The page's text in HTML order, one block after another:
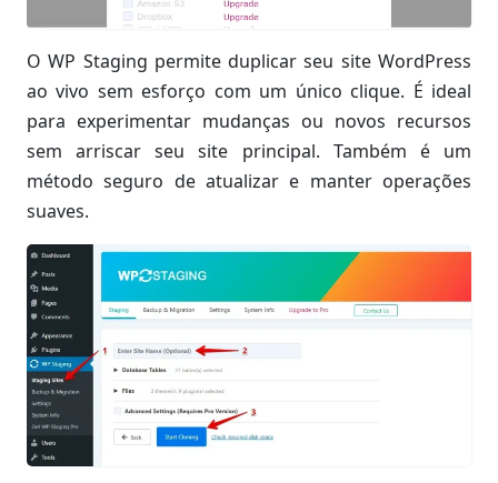
O WP Staging permite duplicar seu site WordPress
ao vivo sem esforço com um único clique. É ideal
para experimentar mudanças ou novos recursos
sem arriscar seu site principal. Também é um
método seguro de atualizar e manter operações
suaves.